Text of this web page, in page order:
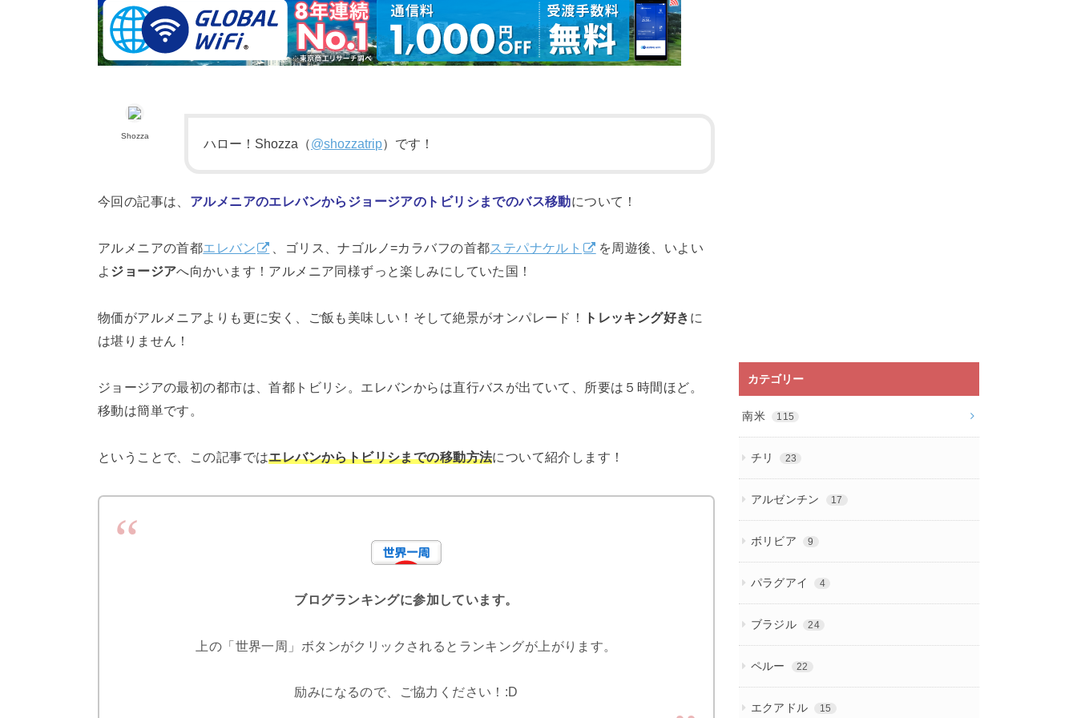
Shozza
ハロー！Shozza（@shozzatrip）です！
今回の記事は、 アルメニアのエレバンからジョージアのトビリシまでのバス移動について！
アルメニアの首都エレバン 、ゴリス、ナゴルノ=カラバフの首都ステパナケルト
を周遊後、いよい
よ ジョージアへ向かいます！アルメニア同様ずっと楽しみにしていた国！
物価がアルメニアよりも更に安く、ご飯も美味しい！そして絶景がオンパレード！ トレッキング好き に
は堪りません！
ジョージアの最初の都市は、首都トビリシ。エレバンからは直行バスが出ていて、所要は５時間ほど。
移動は簡単です。
ということで、この記事ではエレバンからトビリシまでの移動方法について紹介します！
ブログランキングに参加しています。
上の「世界一周」ボタンがクリックされるとランキングが上がります。
励みになるので、ご協力ください！:D
カテゴリー
南米 115
チリ 23
アルゼンチン 17
ボリビア 9
パラグアイ 4
ブラジル 24
ペルー 22
エクアドル 15